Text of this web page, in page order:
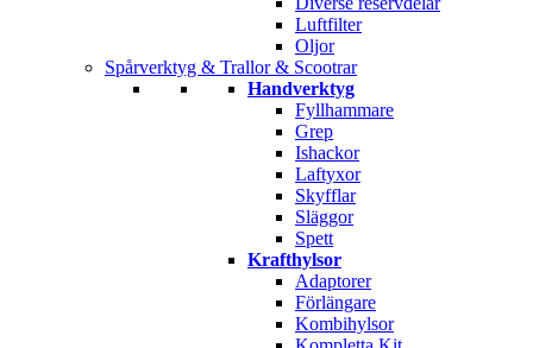
Luftfilter
Oljor
Spårverktyg & Trallor & Scootrar
Handverktyg
Fyllhammare
Grep
Ishackor
Laftyxor
Skyfflar
Släggor
Spett
Krafthylsor
Adaptorer
Förlängare
Kombihylsor